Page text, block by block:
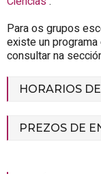
Para os grupos
existe un
consultar na
HORARIOS
PREZOS DE